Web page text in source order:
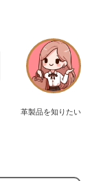
革製品を知りたい